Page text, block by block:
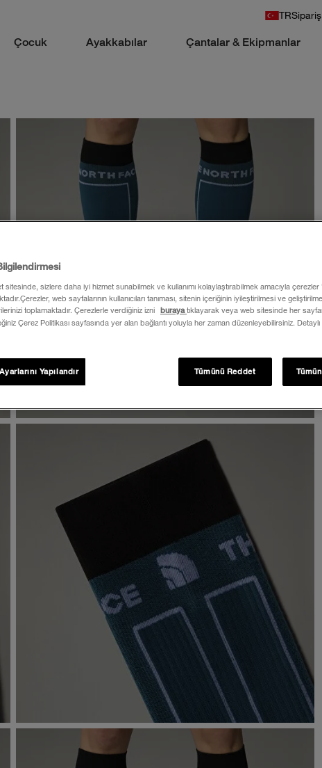
TR
Çocuk Ayakkabılar Çantalar & Ekipmanlar
sitesinde, sizlere daha iyi hizmet sunabilmek ve kullanımı kolaylaştırabilmek amacıyla çerezler
web sayfalarının kullanıcıları tanıması, sitenin içeriğinin iyileştirilmesi ve
toplamaktadır. Çerezlerle verdiğiniz izni
burayatıklayarak veya web sitesinde her
Çerez Politikası sayfasında yer alan bağlantı yoluyla her zaman düzenleyebilirsiniz.
Tümünü Reddet
Yapılandır